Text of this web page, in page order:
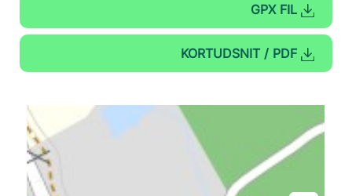
GPX FIL
KORTUDSNIT / PDF